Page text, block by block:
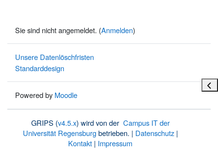
Sie sind nicht angemeldet. (Anmelden)
Unsere Datenlöschfristen
Standarddesign
Powered by Moodle
GRIPS (v4.5.x) wird von der Campus IT der
Universität Regensburgbetrieben. | Datenschutz|
Kontakt | Impressum